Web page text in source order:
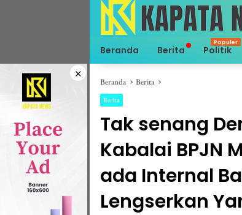
Beranda Berita Politik
×
Beranda Berita
Berita
Tak senang
Kabalai BPJN
ada Internal
Lengserkan